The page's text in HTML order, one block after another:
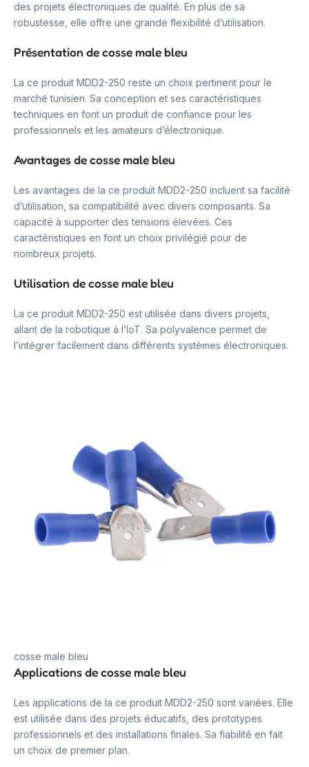
des projets électroniques de qualité. En plus de sa
robustesse, elle offre une grande flexibilité d’utilisation.
Présentation de cosse male bleu
La ce produit MDD2-250 reste un choix pertinent pour le
marché tunisien. Sa conception et ses caractéristiques
techniques en font un produit de confiance pour les
professionnels et les amateurs d’électronique.
Avantages de cosse male bleu
Les avantages de la ce produit MDD2-250 incluent sa facilité
d’utilisation, sa compatibilité avec divers composants. Sa
capacité à supporter des tensions élevées. Ces
caractéristiques en font un choix privilégié pour de
nombreux projets.
Utilisation de cosse male bleu
La ce produit MDD2-250 est utilisée dans divers projets,
allant de la robotique à l’IoT. Sa polyvalence permet de
l’intégrer facilement dans différents systèmes électroniques.
cosse male bleu
Applications de cosse male bleu
Les applications de la ce produit MDD2-250 sont variées. Elle
est utilisée dans des projets éducatifs, des prototypes
professionnels et des installations finales. Sa fiabilité en fait
un choix de premier plan.